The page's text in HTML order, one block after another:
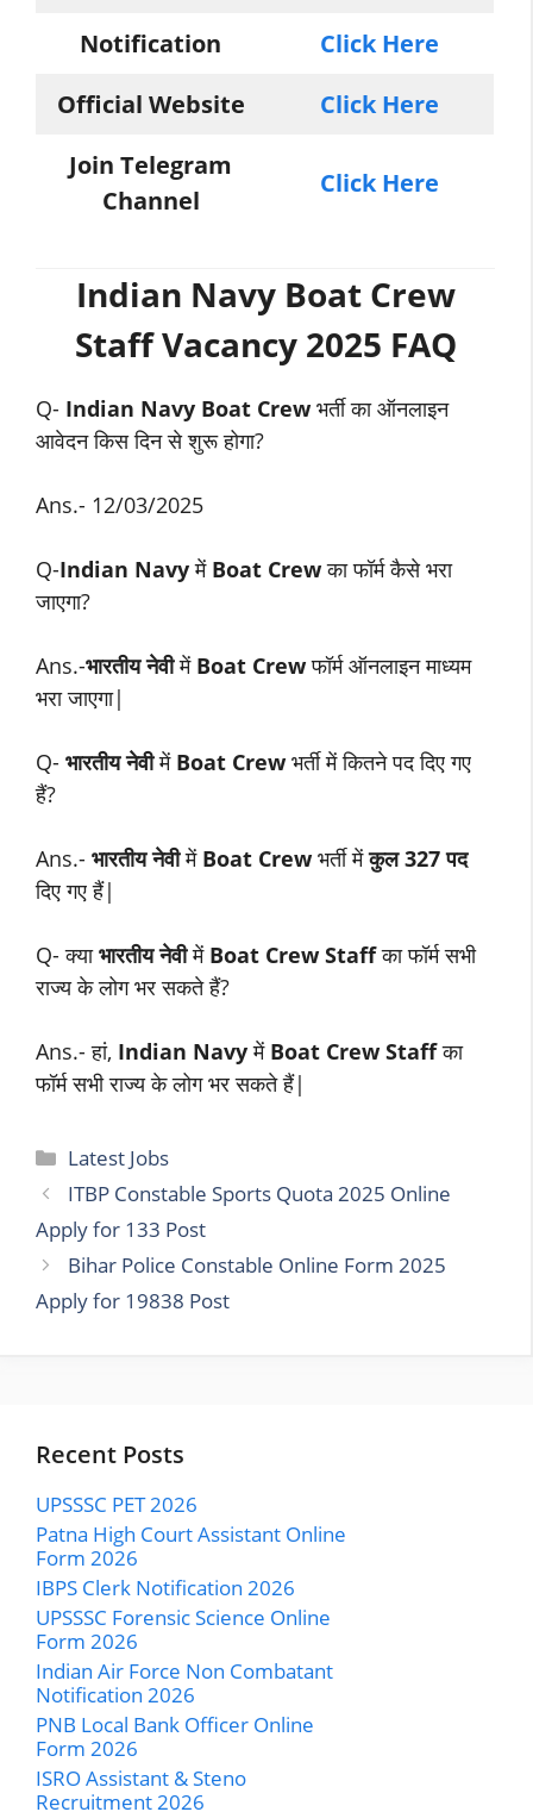
Notification
Click Here
Official Website
Click Here
Join Telegram
Channel
Click Here
Indian Navy Boat Crew
StaffVacancy 2025 FAQ
Q- Indian Navy Boat Crew भर्ती का ऑनलाइन
आवेदन किस दिन से शुरू होगा?
Ans.- 12/03/2025
Q-Indian Navyमें Boat Crewका फॉर्म कैसे भरा
जाएगा?
Ans.-भारतीय नेवीमें Boat Crewफॉर्म ऑनलाइन माध्यम
भरा जाएगा|
Q- भारतीय नेवीमें Boat Crew भर्ती में कितने पद दिए गए
हैं?
Ans.- भारतीय नेवी में Boat Crew भर्ती मेंकुल 327 पद
दिए गए हैं|
Q- क्याभारतीय नेवी में Boat Crew Staffका फॉर्म सभी
राज्य के लोग भर सकते हैं?
Ans.- हां, Indian Navyमें Boat Crew Staff का
फॉर्म सभी राज्य के लोग भर सकते हैं|
Categories
Latest Jobs
ITBP Constable Sports Quota 2025 Online
Apply for 133 Post
Bihar Police Constable Online Form 2025
Apply for 19838 Post
Recent Posts
UPSSSC PET 2026
Patna High Court Assistant Online
Form 2026
IBPS Clerk Notification 2026
UPSSSC Forensic Science Online
Form 2026
Indian Air Force Non Combatant
Notification 2026
PNB Local Bank Officer Online
Form 2026
ISRO Assistant & Steno
Recruitment 2026